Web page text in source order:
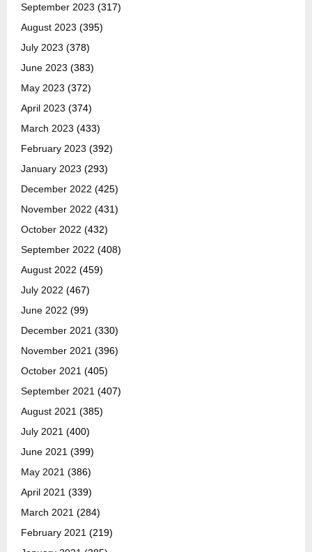
September 2023 (317)
August 2023 (395)
July 2023 (378)
June 2023 (383)
May 2023 (372)
April 2023 (374)
March 2023 (433)
February 2023 (392)
January 2023 (293)
December 2022 (425)
November 2022 (431)
October 2022 (432)
September 2022 (408)
August 2022 (459)
July 2022 (467)
June 2022 (99)
December 2021 (330)
November 2021 (396)
October 2021 (405)
September 2021 (407)
August 2021 (385)
July 2021 (400)
June 2021 (399)
May 2021 (386)
April 2021 (339)
March 2021 (284)
February 2021 (219)